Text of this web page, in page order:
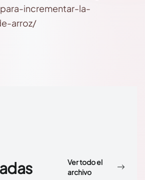
incrementar-la-
arroz/
Ver todo el
archivo